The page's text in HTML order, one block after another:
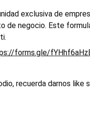
de negocio. Este
forms.gle/
recuerda darnos like